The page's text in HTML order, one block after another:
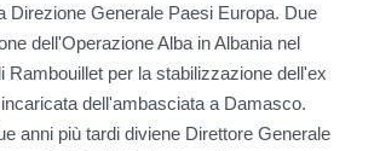
Direzione Generale Paesi Europa. Due
dell'Operazione Alba in Albania nel
per la stabilizzazione dell'ex
dell'ambasciata a Damasco.
anni più tardi diviene Direttore Generale